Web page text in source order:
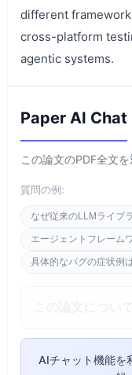
different
cross-platform
agentic systems.
Paper AI Chat
この論文のPDF全文
質問の例:
なぜ従来のLLMライブ
エージェントフレーム
具体的なバグの症状例
AIチャット機能を